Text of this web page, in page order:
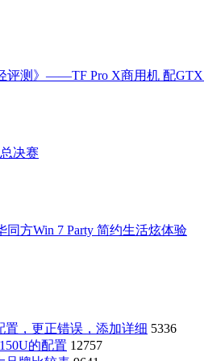
评测》——TF Pro X商用机 配
决赛
同方Win 7 Party 简约生活炫体验
置，更正错误，添加详细 5336
的配置 12757